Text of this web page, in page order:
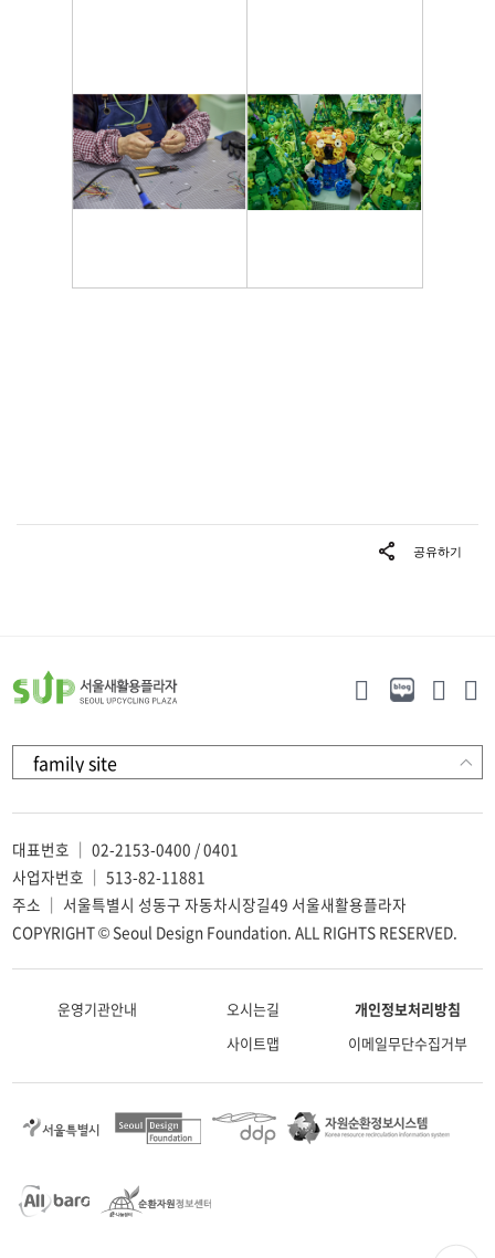
대표번호 ｜ 02-2153-0400 / 0401
사업자번호 ｜ 513-82-11881
주소 ｜ 서울특별시 성동구 자동차시장길49 서울새활용플라자
COPYRIGHT © Seoul Design Foundation. ALL RIGHTS RESERVED.
운영기관안내 오시는길
개인정보처리방침
사이트맵
이메일무단수집거부